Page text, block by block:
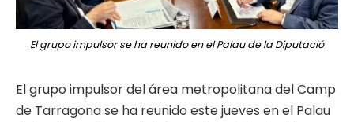
El grupo impulsor se ha reunido en el Palau de la Diputació
El grupo impulsor del área metropolitana del Camp
de Tarragona se ha reunido este jueves en el Palau